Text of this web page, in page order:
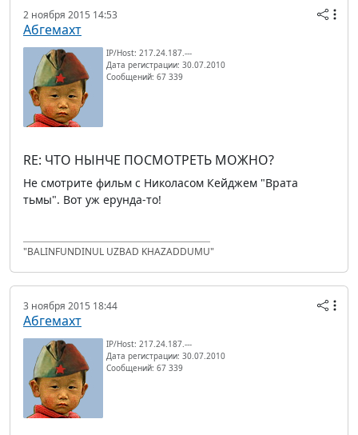
2 ноября 2015 14:53
Абгемахт
IP/Host: 217.24.187.---
Дата регистрации: 30.07.2010
Сообщений: 67 339
RE: ЧТО НЫНЧЕ ПОСМОТРЕТЬ МОЖНО?
Не смотрите фильм с Николасом Кейджем "Врата
тьмы". Вот уж ерунда-то!
"BALINFUNDINUL UZBAD KHAZADDUMU"
3 ноября 2015 18:44
Абгемахт
IP/Host: 217.24.187.---
Дата регистрации: 30.07.2010
Сообщений: 67 339